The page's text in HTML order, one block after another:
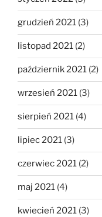
grudzień 2021 (3)
listopad 2021 (2)
październik 2021 (2)
wrzesień 2021 (3)
sierpień 2021 (4)
lipiec 2021 (3)
czerwiec 2021 (2)
maj 2021 (4)
kwiecień 2021 (3)